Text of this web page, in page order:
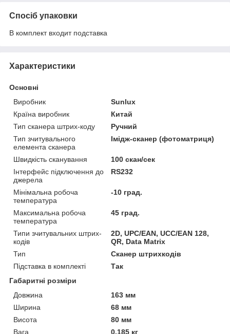
Спосіб упаковки
В комплект входит подставка
Характеристики
Основні
Виробник
Sunlux
Країна виробник
Китай
Тип сканера штрих-коду
Ручний
Тип зчитувального
елемента сканера
Імідж-сканер (фотоматриця)
Швидкість сканування
100 скан/сек
Інтерфейс підключення до
джерела
RS232
Мінімальна робоча
температура
-10 град.
Максимальна робоча
температура
45 град.
Типи зчитувальних штрих-
кодів
2D, UPC/EAN, UCC/EAN 128,
QR, Data Matrix
Тип
Сканер штрихкодів
Підставка в комплекті
Так
Габаритні розміри
Довжина
163 мм
Ширина
68 мм
Висота
80 мм
Вага
0.185 кг